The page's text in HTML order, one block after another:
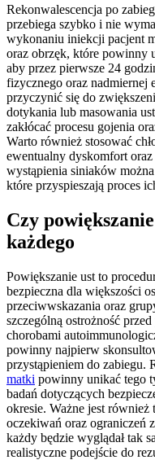
Rekonwalescencja po
przebiega szybko i nie
wykonaniu iniekcji pacjent
oraz obrzęk, które powinny
aby przez pierwsze 24
fizycznego oraz nadmiernej
przyczynić się do
dotykania lub masowania
zakłócać procesu gojenia
Warto również stosować
ewentualny dyskomfort
wystąpienia siniaków
które przyspieszają proces
Czy
każdego
Powiększanie ust to
bezpieczna dla większości
przeciwwskazania oraz
szczególną ostrożność
chorobami
powinny najpierw
przystąpieniem do zabiegu.
matki powinny unikać tego
badań dotyczących
okresie. Ważne jest
oczekiwań oraz ograniczeń
każdy będzie wyglądał tak
realistyczne podejście do